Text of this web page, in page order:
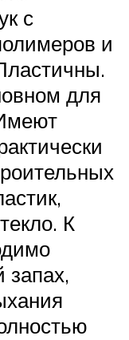
с
и
для
К
запах,